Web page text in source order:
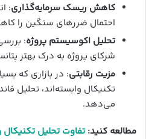
کاهش ریسک سرمایه‌گذاری:
احتمال ضررهای سنگین را
تحلیل اکوسیستم پروژه:
شرکای پروژه به درک بهتر
مزیت رقابتی: در بازاری که
تکنیکال وابسته‌اند، تحلیل
می‌دهد.
مطالعه کنید:تفاوت تحلیل تکنیکال